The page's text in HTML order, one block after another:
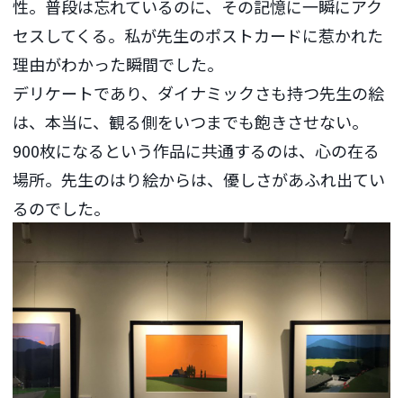
性。普段は忘れているのに、その記憶に一瞬にアク
セスしてくる。私が先生のポストカードに惹かれた
理由がわかった瞬間でした。
デリケートであり、ダイナミックさも持つ先生の絵
は、本当に、観る側をいつまでも飽きさせない。
900枚になるという作品に共通するのは、心の在る
場所。先生のはり絵からは、優しさがあふれ出てい
るのでした。